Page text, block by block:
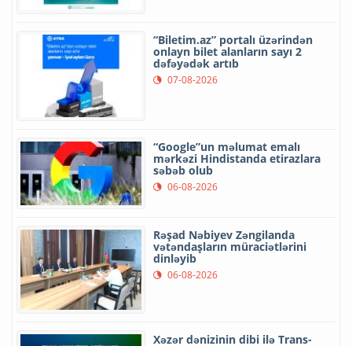
“Biletim.az” portalı üzərindən
onlayn bilet alanların sayı 2
dəfəyədək artıb
07-08-2026
“Google”un məlumat emalı
mərkəzi Hindistanda etirazlara
səbəb olub
06-08-2026
Rəşad Nəbiyev Zəngilanda
vətəndaşların müraciətlərini
dinləyib
06-08-2026
Xəzər dənizinin dibi ilə Trans-